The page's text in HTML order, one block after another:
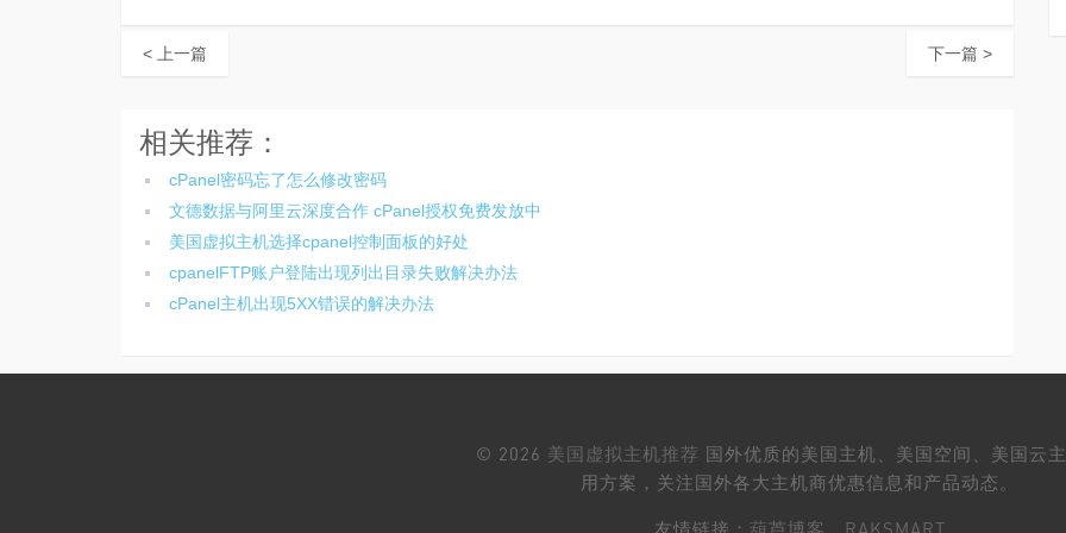
< 上一篇 下一篇 >
相关推荐：
cPanel密码忘了怎么修改密码
文德数据与阿里云深度合作 cPanel授权免费发放中
美国虚拟主机选择cpanel控制面板的好处
cpanelFTP账户登陆出现列出目录失败解决办法
cPanel主机出现5XX错误的解决办法
© 2026 美国虚拟主机推荐 国外优质的美国主机、美国空间、美国云
用方案，关注国外各大主机商优惠信息和产品动态。
友情链接： 葫芦博客 RAKSMART